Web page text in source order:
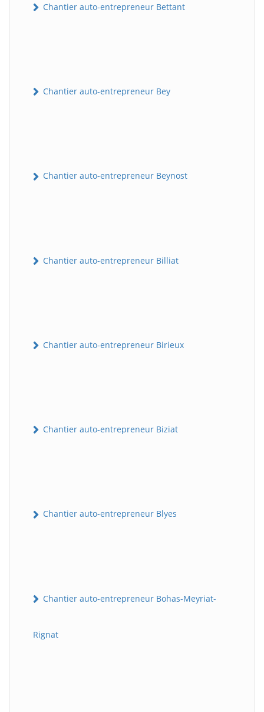
Chantier auto-entrepreneur Bettant
Chantier auto-entrepreneur Bey
Chantier auto-entrepreneur Beynost
Chantier auto-entrepreneur Billiat
Chantier auto-entrepreneur Birieux
Chantier auto-entrepreneur Biziat
Chantier auto-entrepreneur Blyes
Chantier auto-entrepreneur Bohas-Meyriat-
Rignat